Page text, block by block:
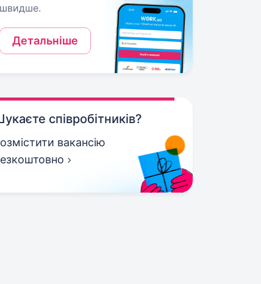
швидше.
Детальніше
співробітників?
вакансію